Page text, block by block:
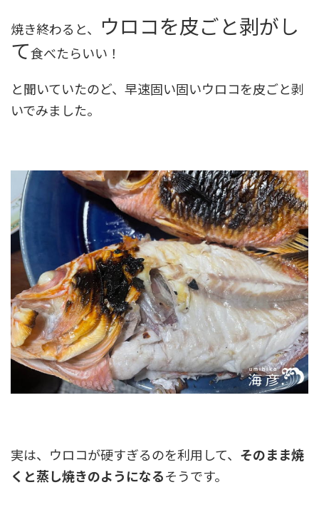
焼き終わると、
ウロコを皮ごと剥がし
て食べたらいい！
と聞いていたのど、早速固い固いウロコを皮ごと剥
いでみました。
実は、ウロコが硬すぎるのを利用して、 そのまま焼
くと蒸し焼きのようになるそうです。